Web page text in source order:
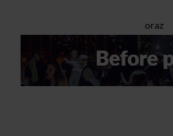
oraz